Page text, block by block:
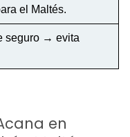
el Maltés.
seguro → evita
en